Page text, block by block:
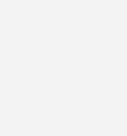
Preis für
Börsenstrom für
Neon analysiert für